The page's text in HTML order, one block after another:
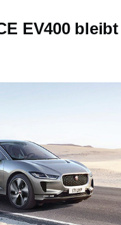
EV400 bleibt